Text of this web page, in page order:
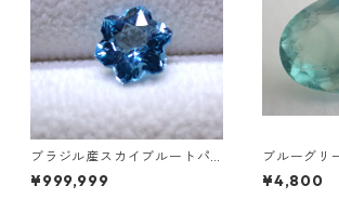
ブラジル産スカイブルートパ
ーズ スノーフレークカットル
ース 1.5ct 7.0mm*7.0mm*4.
¥999,999
ブルーグリ
オーバルカ
¥4,800